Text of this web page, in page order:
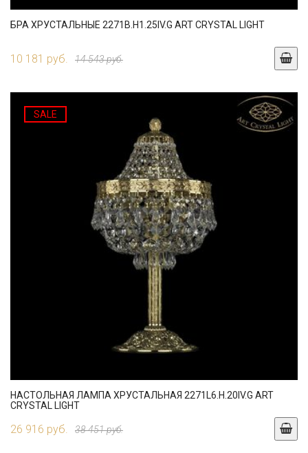
БРА ХРУСТАЛЬНЫЕ 2271B.H1.25IV.G ART CRYSTAL LIGHT
10 181 руб. 14 543 руб.
SALE
НАСТОЛЬНАЯ ЛАМПА ХРУСТАЛЬНАЯ 2271L6.H.20IV.G ART
CRYSTAL LIGHT
26 916 руб. 38 451 руб.